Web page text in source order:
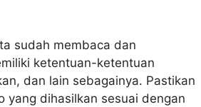
sudah membaca dan
ketentuan-ketentuan
dan lain sebagainya. Pastikan
yang dihasilkan sesuai dengan